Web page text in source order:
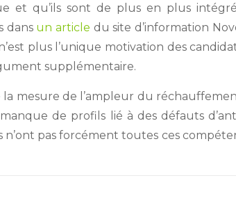
et qu’ils sont de plus en plus
dans un article du site d’information
plus l’unique motivation des
supplémentaire.
mesure de l’ampleur du
de profils lié à des défauts
pas forcément toutes ces